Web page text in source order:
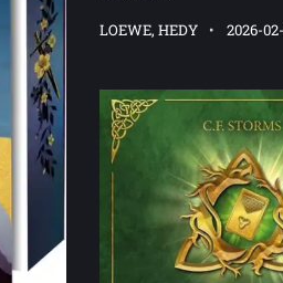
LOEWE, HEDY 2026-